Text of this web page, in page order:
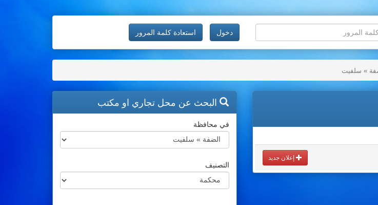
دخول استعادة كلمة المرور
» سلفيت
إعلان جديد
البحث عن محل تجاري او مكتب
في محافظة
التصنيف